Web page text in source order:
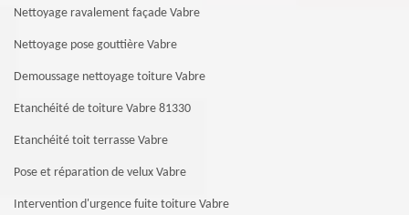
Nettoyage ravalement façade Vabre
Nettoyage pose gouttière Vabre
Demoussage nettoyage toiture Vabre
Etanchéité de toiture Vabre 81330
Etanchéité toit terrasse Vabre
Pose et réparation de velux Vabre
Intervention d'urgence fuite toiture Vabre